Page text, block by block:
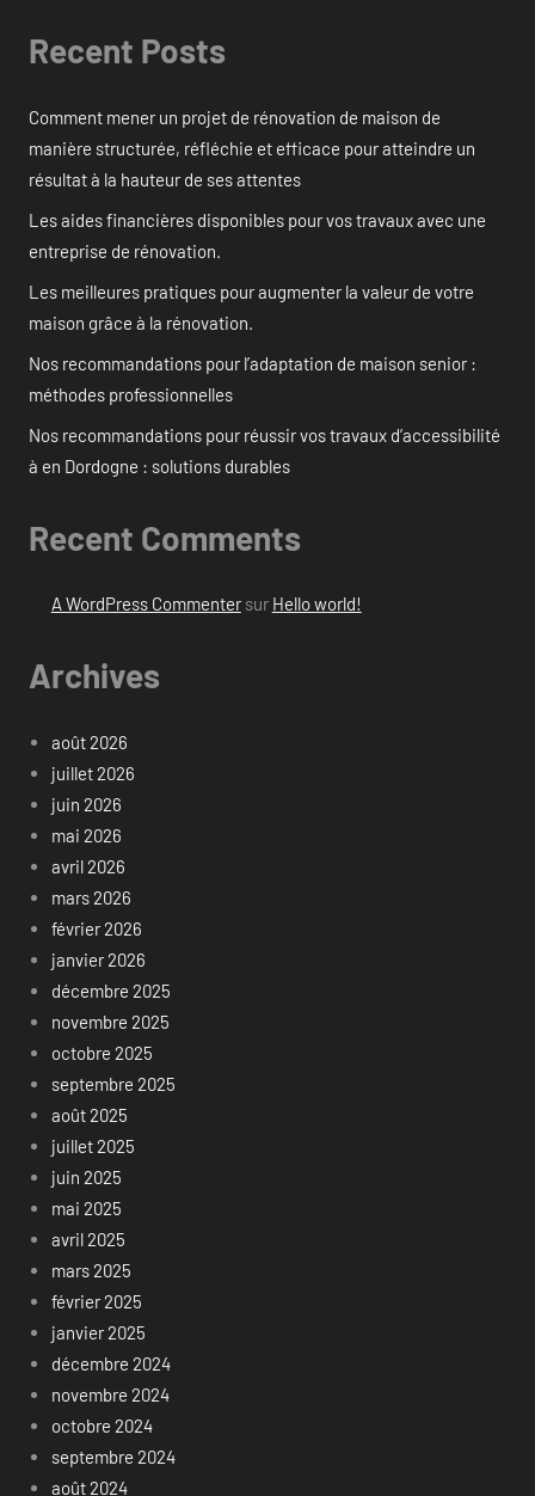
Recent Posts
Comment mener un projet de rénovation de maison de
manière structurée, réfléchie et efficace pour atteindre un
résultat à la hauteur de ses attentes
Les aides financières disponibles pour vos travaux avec une
entreprise de rénovation.
Les meilleures pratiques pour augmenter la valeur de votre
maison grâce à la rénovation.
Nos recommandations pour l’adaptation de maison senior :
méthodes professionnelles
Nos recommandations pour réussir vos travaux d’accessibilité
à en Dordogne : solutions durables
Recent Comments
A WordPress Commentersur Hello world!
Archives
août 2026
juillet 2026
juin 2026
mai 2026
avril 2026
mars 2026
février 2026
janvier 2026
décembre 2025
novembre 2025
octobre 2025
septembre 2025
août 2025
juillet 2025
juin 2025
mai 2025
avril 2025
mars 2025
février 2025
janvier 2025
décembre 2024
novembre 2024
octobre 2024
septembre 2024
août 2024